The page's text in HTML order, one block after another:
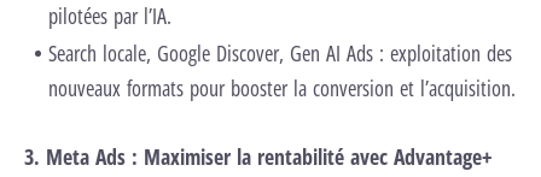
pilotées par l’IA.
Search locale, Google Discover, Gen AI Ads : exploitation des
nouveaux formats pour booster la conversion et l’acquisition.
3. Meta Ads : Maximiser la rentabilité avec Advantage+